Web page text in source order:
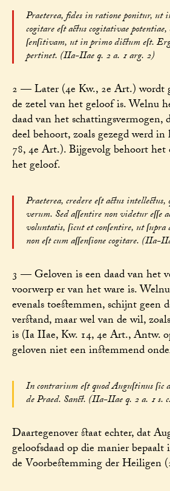
Praeterea, fides in ratione ponitur, ut
cogitare eſt actus cogitativae
ſenſitivam, ut in primo dictum eſt.
pertinet. (IIa-IIae q. 2 a. 1 arg. 2)
2 — Later (4e Kw., 2e Art.) wordt
de zetel van het geloof is. Welnu
daad van het
deel behoort, zoals gezegd werd
78, 4e Art.). Bijgevolg behoort
het geloof.
Praeterea, credere eſt actus
verum. Sed aſſentire non videtur eſſe
voluntatis, ſicut et conſentire, ut
non eſt cum aſſenſione cogitare. (IIa-
3 — Geloven is een daad van het
voorwerp er van het ware is.
evenals toestemmen, schijnt geen
verstand, maar wel van de wil,
is (Ia IIae, Kw. 14, 4e Art., Antw.
geloven niet een instemmend
In contrarium eſt quod Auguſtinus
de Praed. Sanct. (IIa-IIae q. 2 a. 1 s.
Daartegenover staat echter, dat
geloofsdaad op die manier
de Voorbestemming der Heiligen